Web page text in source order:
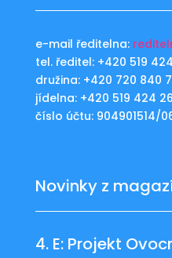
e-mail ředitelna:
tel. ředitel: +420 519
družina: +420 720 840
jídelna: +420 519 424
číslo účtu: 904901514/
Novinky z
4. E: Projekt